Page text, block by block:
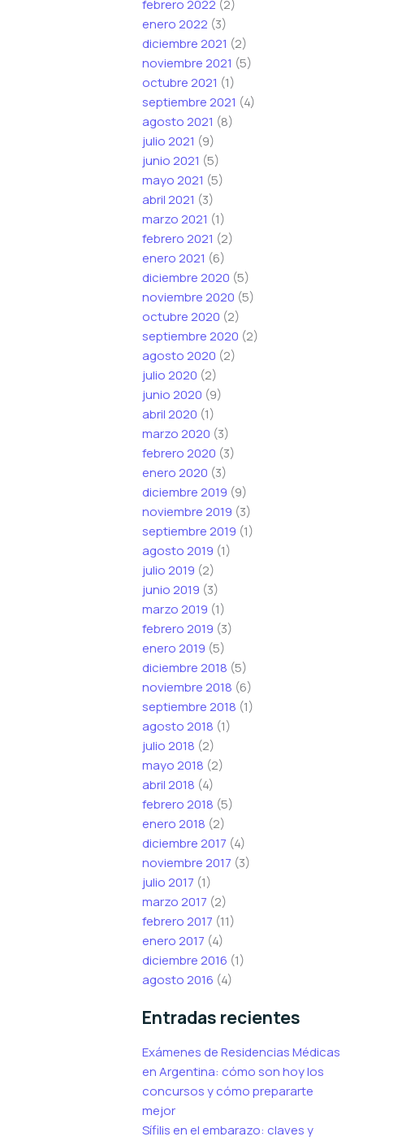
febrero 2022 (2)
enero 2022 (3)
diciembre 2021 (2)
noviembre 2021 (5)
octubre 2021 (1)
septiembre 2021 (4)
agosto 2021 (8)
julio 2021 (9)
junio 2021 (5)
mayo 2021 (5)
abril 2021 (3)
marzo 2021 (1)
febrero 2021 (2)
enero 2021 (6)
diciembre 2020 (5)
noviembre 2020 (5)
octubre 2020 (2)
septiembre 2020 (2)
agosto 2020 (2)
julio 2020 (2)
junio 2020 (9)
abril 2020 (1)
marzo 2020 (3)
febrero 2020 (3)
enero 2020 (3)
diciembre 2019 (9)
noviembre 2019 (3)
septiembre 2019 (1)
agosto 2019 (1)
julio 2019 (2)
junio 2019 (3)
marzo 2019 (1)
febrero 2019 (3)
enero 2019 (5)
diciembre 2018 (5)
noviembre 2018 (6)
septiembre 2018 (1)
agosto 2018 (1)
julio 2018 (2)
mayo 2018 (2)
abril 2018 (4)
febrero 2018 (5)
enero 2018 (2)
diciembre 2017 (4)
noviembre 2017 (3)
julio 2017 (1)
marzo 2017 (2)
febrero 2017 (11)
enero 2017 (4)
diciembre 2016 (1)
agosto 2016 (4)
Entradas recientes
Exámenes de Residencias Médicas
en Argentina: cómo son hoy los
concursos y cómo prepararte
mejor
Sífilis en el embarazo: claves y